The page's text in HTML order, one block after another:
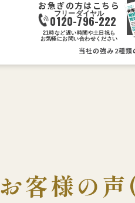
お急ぎの方はこちら
0120-796-222
21時など遅い時間や土日祝も
お気軽にお問い合わせください
当社の強み2種類
お客様の